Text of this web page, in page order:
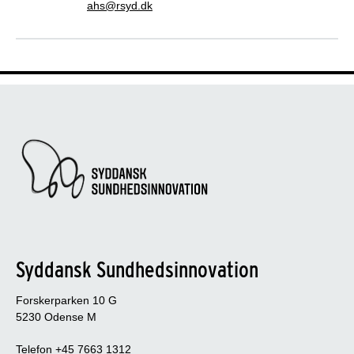
ahs@rsyd.dk
Syddansk Sundhedsinnovation
Forskerparken 10 G
5230 Odense M
Telefon +45 7663 1312